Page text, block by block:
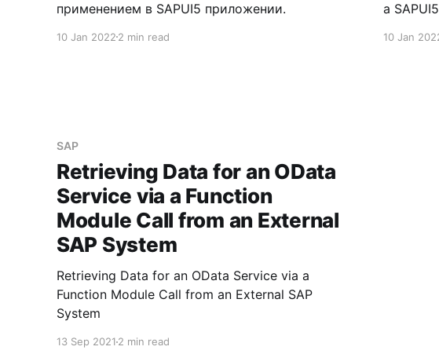
применением в SAPUI5 приложении.
10 Jan 2022 2 min read
a
10 Jan
SAP
Retrieving Data for an OData
Service via a Function
Module Call from an External
SAP System
Retrieving Data for an OData Service via a
Function Module Call from an External SAP
System
13 Sep 2021 2 min read